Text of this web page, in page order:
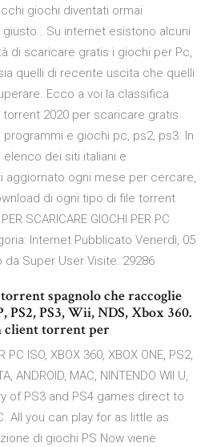
giochi diventati ormai
Su internet esistono alcuni
di scaricare gratis i giochi per Pc,
quelli di recente uscita che quelli
Ecco a voi la classifica
2020 per scaricare gratis
e giochi pc, ps2, ps3. In
dei siti italiani e
aggiornato ogni mese per cercare,
di ogni tipo di file torrent
SCARICARE GIOCHI PER PC
Internet Pubblicato Venerdì, 05
da Super User Visite: 29286
spagnolo che raccoglie
PS2, PS3, Wii, NDS, Xbox 360.
client torrent per
ISO, XBOX 360, XBOX ONE, PS2,
ANDROID, MAC, NINTENDO WII U,
of PS3 and PS4 games direct to
All you can play for as little as
di giochi PS Now viene